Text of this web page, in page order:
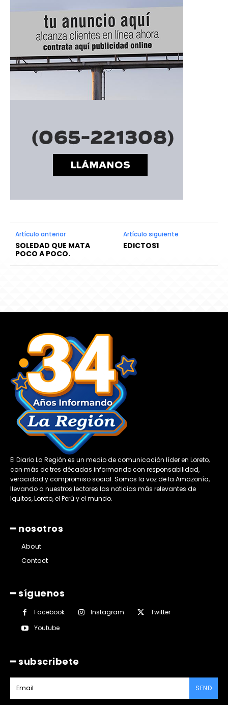
Artículo anterior
SOLEDAD QUE MATA
POCO A POCO.
Artículo siguiente
EDICTOS1
El Diario La Región es un medio de comunicación líder en Loreto,
con más de tres décadas informando con responsabilidad,
veracidad y compromiso social. Somos la voz de la Amazonía,
llevando a nuestros lectores las noticias más relevantes de
Iquitos, Loreto, el Perú y el mundo.
━ nosotros
About
Contact
━ síguenos
Facebook Instagram
Twitter
Youtube
━ subscribete
SEND